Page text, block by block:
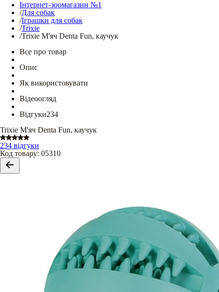
Інтернет-зоомагазин №1
/Для собак
/Іграшки для собак
/Trixie
/Trixie М'яч Denta Fun, каучук
Все про товар
Опис
Як використовувати
Відеоогляд
Відгуки234
Trixie М'яч Denta Fun, каучук
234 відгуки
Код товару: 05310